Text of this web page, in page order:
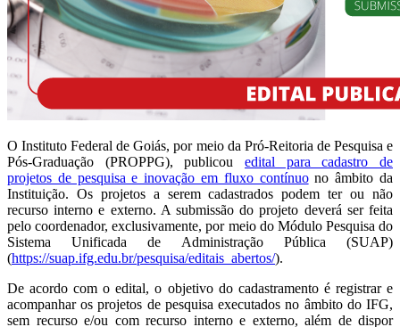
O Instituto Federal de Goiás, por meio da Pró-Reitoria de Pesquisa e
Pós-Graduação (PROPPG), publicou edital para cadastro de
projetos de pesquisa e inovação em fluxo contínuono âmbito da
Instituição. Os projetos a serem cadastrados podem ter ou não
recurso interno e externo. A submissão do projeto deverá ser feita
pelo coordenador, exclusivamente, por meio do Módulo Pesquisa do
Sistema Unificada de Administração Pública (SUAP)
(https://suap.ifg.edu.br/pesquisa/editais_abertos/).
De acordo com o edital, o objetivo do cadastramento é registrar e
acompanhar os projetos de pesquisa executados no âmbito do IFG,
sem recurso e/ou com recurso interno e externo, além de dispor